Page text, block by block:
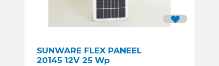
SUNWARE FLEX PANEEL
20145 12V 25 Wp